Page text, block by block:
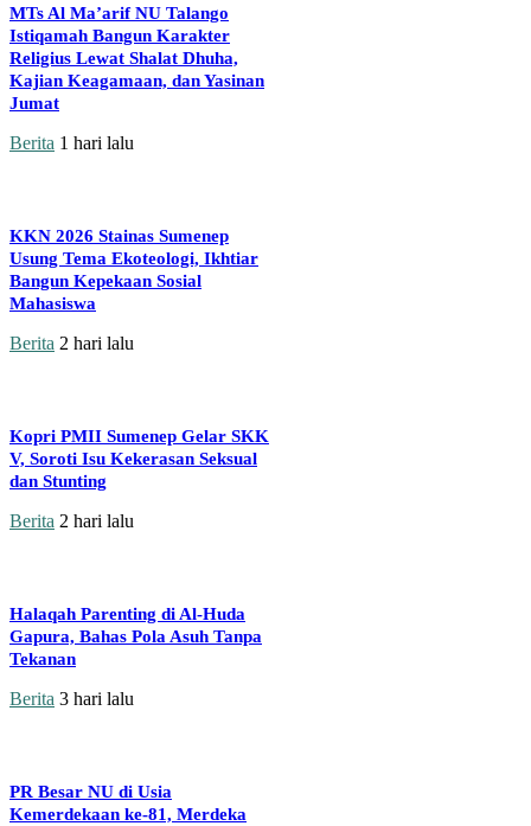
MTs Al Ma’arif NU Talango
Istiqamah Bangun Karakter
Religius Lewat Shalat Dhuha,
Kajian Keagamaan, dan Yasinan
Jumat
Berita 1 hari lalu
KKN 2026 Stainas Sumenep
Usung Tema Ekoteologi, Ikhtiar
Bangun Kepekaan Sosial
Mahasiswa
Berita 2 hari lalu
Kopri PMII Sumenep Gelar SKK
V, Soroti Isu Kekerasan Seksual
dan Stunting
Berita 2 hari lalu
Halaqah Parenting di Al-Huda
Gapura, Bahas Pola Asuh Tanpa
Tekanan
Berita 3 hari lalu
PR Besar NU di Usia
Kemerdekaan ke-81, Merdeka